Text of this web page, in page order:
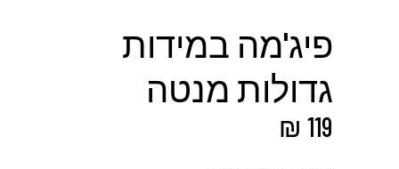
פיג'מה במידות
גדולות מנטה
₪ 119